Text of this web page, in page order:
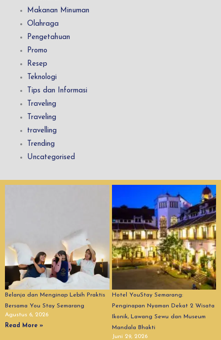
Makanan Minuman
Olahraga
Pengetahuan
Promo
Resep
Teknologi
Tips dan Informasi
Traveling
Traveling
travelling
Trending
Uncategorised
Belanja dan Menginap Lebih Praktis
Bersama You Stay Semarang
Agustus 6, 2026
Read More »
Hotel YouStay Semarang:
Penginapan Nyaman Dekat 2 Wisata
Ikonik, Lawang Sewu dan Museum
Mandala Bhakti
Juni 29, 2026